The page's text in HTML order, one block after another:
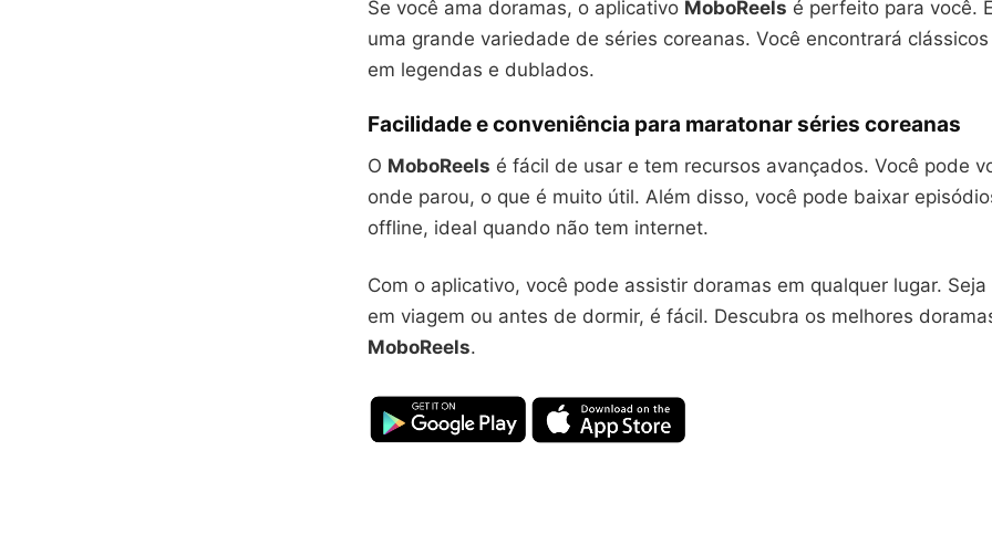
Se você ama doramas, o aplicativo MoboReels é perfeito para você.
uma grande variedade de séries coreanas. Você encontrará
em legendas e dublados.
Facilidade e conveniência para maratonar séries coreanas
O MoboReels é fácil de usar e tem recursos avançados. Você pode
onde parou, o que é muito útil. Além disso, você pode baixar
offline, ideal quando não tem internet.
Com o aplicativo, você pode assistir doramas em qualquer lugar.
em viagem ou antes de dormir, é fácil. Descubra os melhores
MoboReels.